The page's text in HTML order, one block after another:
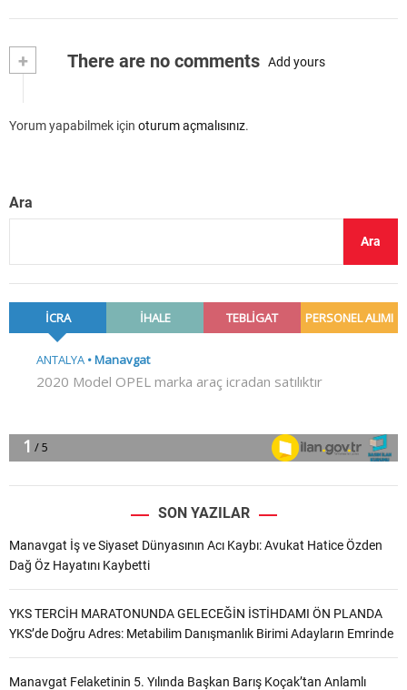
+ There are no comments Add yours
Yorum yapabilmek için oturum açmalısınız.
Ara
Ara
SON YAZILAR
Manavgat İş ve Siyaset Dünyasının Acı Kaybı: Avukat Hatice Özden
Dağ Öz Hayatını Kaybetti
YKS TERCİH MARATONUNDA GELECEĞİN İSTİHDAMI ÖN PLANDA
YKS’de Doğru Adres: Metabilim Danışmanlık Birimi Adayların Emrinde
Manavgat Felaketinin 5. Yılında Başkan Barış Koçak’tan Anlamlı